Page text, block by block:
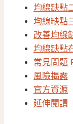
均線缺點
均線缺點
改善均線
均線缺點
常見問題
風險揭露
官方資源
延伸閱讀